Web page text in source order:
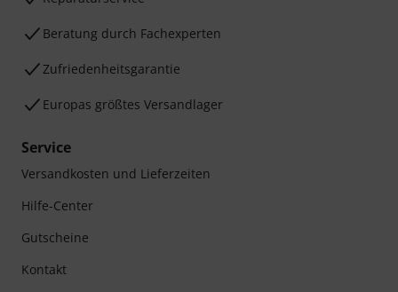
Beratung durch Fachexperten
Zufriedenheitsgarantie
Europas größtes Versandlager
Service
Versandkosten und Lieferzeiten
Hilfe-Center
Gutscheine
Kontakt